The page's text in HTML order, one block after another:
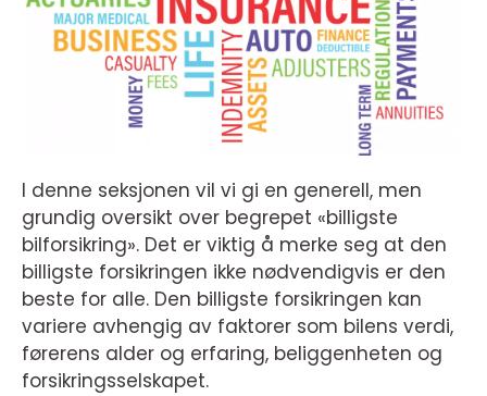
I denne seksjonen vil vi gi en generell, men
grundig oversikt over begrepet «billigste
bilforsikring». Det er viktig å merke seg at den
billigste forsikringen ikke nødvendigvis er den
beste for alle. Den billigste forsikringen kan
variere avhengig av faktorer som bilens verdi,
førerens alder og erfaring, beliggenheten og
forsikringsselskapet.